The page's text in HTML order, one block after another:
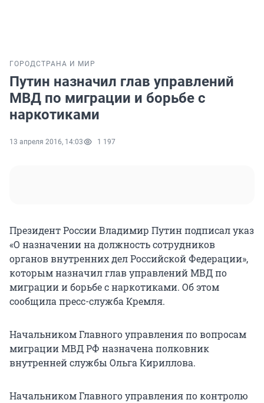
ГОРОДСТРАНА И МИР
Путин назначил глав управлений
МВД по миграции и борьбе с
наркотиками
13 апреля 2016, 14:03 1 197
Президент России Владимир Путин подписал указ
«О назначении на должность сотрудников
органов внутренних дел Российской Федерации»,
которым назначил глав управлений МВД по
миграции и борьбе с наркотиками. Об этом
сообщила пресс-служба Кремля.
Начальником Главного управления по вопросам
миграции МВД РФ назначена полковник
внутренней службы Ольга Кириллова.
Начальником Главного управления по контролю